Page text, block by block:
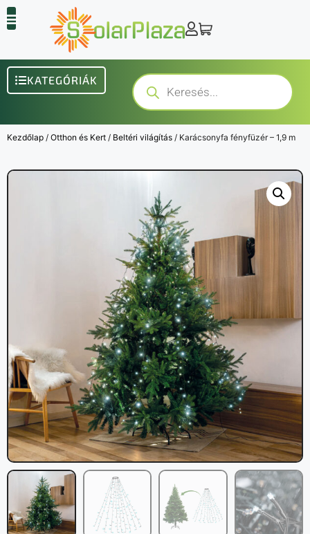
KATEGÓRIÁK
Kezdőlap / Otthon és Kert / Beltéri világítás / Karácsonyfa fényfüzér – 1,9 m